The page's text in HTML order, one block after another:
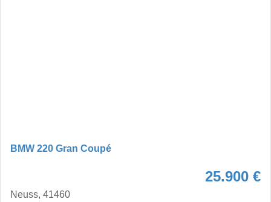
BMW 220 Gran Coupé
25.900 €
Neuss, 41460